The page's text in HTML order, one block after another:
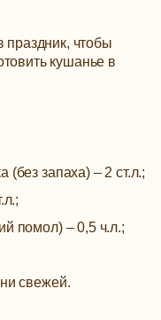
праздник, чтобы
кушанье в
(без запаха) – 2 ст.л.;
помол) – 0,5 ч.л.;
свежей.